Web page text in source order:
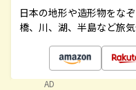
日本の地形や造形物をな
橋、川、湖、半島など旅
AD